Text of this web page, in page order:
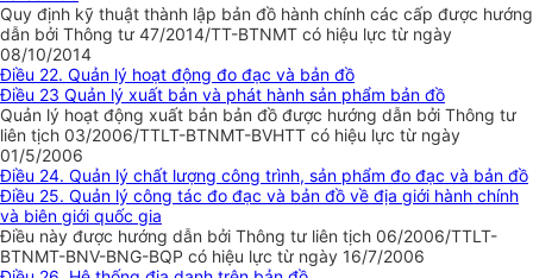
Quy định kỹ thuật thành lập bản đồ hành chính các cấp được hướng
dẫn bởi Thông tư 47/2014/TT-BTNMT có hiệu lực từ ngày
08/10/2014
Điều 22. Quản lý hoạt động đo đạc và bản đồ
Điều 23 Quản lý xuất bản và phát hành sản phẩm bản đồ
Quản lý hoạt động xuất bản bản đồ được hướng dẫn bởi Thông tư
liên tịch 03/2006/TTLT-BTNMT-BVHTT có hiệu lực từ ngày
01/5/2006
Điều 24. Quản lý chất lượng công trình, sản phẩm đo đạc và bản đồ
Điều 25. Quản lý công tác đo đạc và bản đồ về địa giới hành chính
và biên giới quốc gia
Điều này được hướng dẫn bởi Thông tư liên tịch 06/2006/TTLT-
BTNMT-BNV-BNG-BQP có hiệu lực từ ngày 16/7/2006